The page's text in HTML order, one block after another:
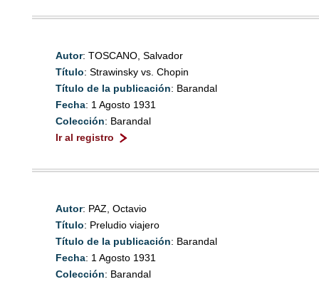
Autor: TOSCANO, Salvador
Título: Strawinsky vs. Chopin
Título de la publicación: Barandal
Fecha: 1 Agosto 1931
Colección: Barandal
Ir al registro
Autor: PAZ, Octavio
Título: Preludio viajero
Título de la publicación: Barandal
Fecha: 1 Agosto 1931
Colección: Barandal